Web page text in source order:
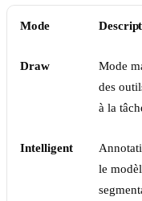
Mode
Draw
Mode
des
à la
Intelligent
le